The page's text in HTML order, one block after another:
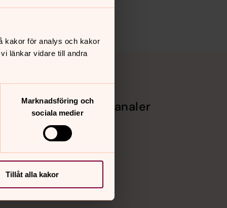
kakor för analys och kakor
länkar vidare till andra
Marknadsföring och
sociala medier
Tillåt alla kakor
Sociala kanaler
Facebook
Instagram